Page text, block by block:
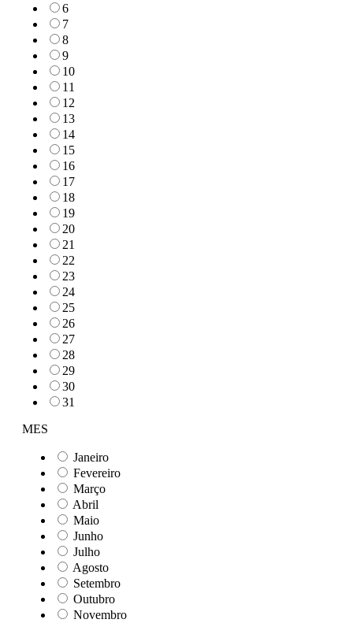
6
7
8
9
10
11
12
13
14
15
16
17
18
19
20
21
22
23
24
25
26
27
28
29
30
31
MES
Janeiro
Fevereiro
Março
Abril
Maio
Junho
Julho
Agosto
Setembro
Outubro
Novembro